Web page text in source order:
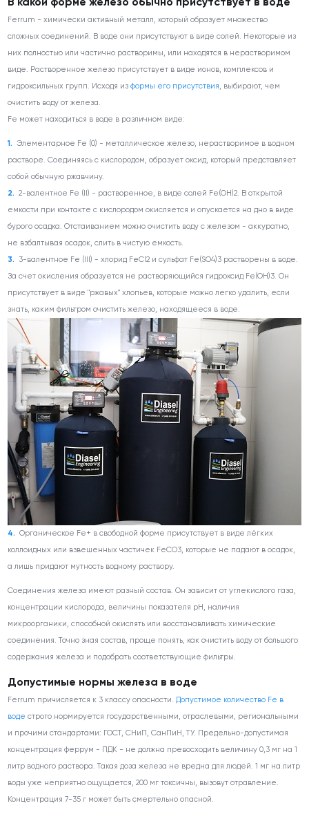
В какой форме железо обычно присутствует в воде
Ferrum - химически активный металл, который образует множество
сложных соединений. В воде они присутствуют в виде солей. Некоторые из
них полностью или частично растворимы, или находятся в нерастворимом
виде. Растворенное железо присутствует в виде ионов, комплексов и
гидроксильных групп. Исходя изформы его присутствия, выбирают, чем
очистить воду от железа.
Fe может находиться в воде в различном виде:
Элементарное Fe (0) - металлическое железо, нерастворимое в водном
растворе. Соединяясь с кислородом, образует оксид, который представляет
собой обычную ржавчину.
2-валентное Fe (II) - растворенное, в виде солей Fe(OH)2. В открытой
емкости при контакте с кислородом окисляется и опускается на дно в виде
бурого осадка. Отстаиванием можно очистить воду с железом - аккуратно,
не взбалтывая осадок, слить в чистую емкость.
3-валентное Fe (III) - хлорид FeCl 2 и сульфат Fe(SO4)3 растворены в воде.
За счет окисления образуется не растворяющийся гидроксид Fe(OH)3. Он
присутствует в виде "ржавых" хлопьев, которые можно легко удалить, если
знать, каким фильтром очистить железо, находящееся в воде.
Органическое Fe+ в свободной форме присутствует в виде лёгких
коллоидных или взвешенных частичек FeCO3, которые не падают в осадок,
а лишь придают мутность водному раствору.
Соединения железа имеют разный состав. Он зависит от углекислого газа,
концентрации кислорода, величины показателя pH, наличия
микроорганики, способной окислять или восстанавливать химические
соединения. Точно зная состав, проще понять, как очистить воду от большого
содержания железа и подобрать соответствующие фильтры.
Допустимые нормы железа в воде
Ferrum причисляется к 3 классу опасности.Допустимое количество Fe в
воде строго нормируется государственными, отраслевыми, региональными
и прочими стандартами: ГОСТ, СНиП, СанПиН, ТУ. Предельно-допустимая
концентрация феррум - ПДК - не должна превосходить величину 0,3 мг на 1
литр водного раствора. Такая доза железа не вредна для людей. 1 мг на литр
воды уже неприятно ощущается, 200 мг токсичны, вызовут отравление.
Концентрация 7-35 г может быть смертельно опасной.